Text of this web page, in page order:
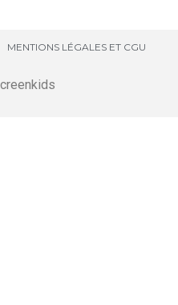
MENTIONS LÉGALES ET CGU